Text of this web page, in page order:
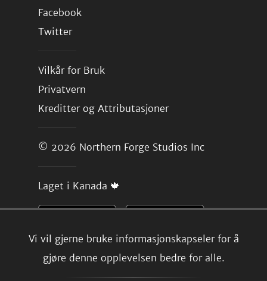
Vi vil gjerne bruke informasjonskapseler for å
gjøre denne opplevelsen bedre for alle.
Facebook
Twitter
Vilkår for Bruk
Privatvern
Kreditter og Attributasjoner
© 2026 Northern Forge Studios Inc
Laget i Kanada 🍁